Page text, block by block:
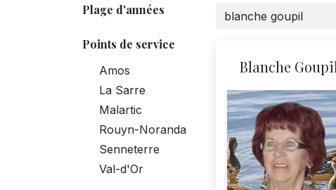
Plage d'années
Points de service
Amos
La Sarre
Malartic
Rouyn-Noranda
Senneterre
Val-d'Or
Blanche Goupil